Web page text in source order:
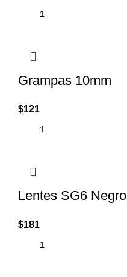
Grampas 10mm
$121
Lentes SG6 Negro
$181